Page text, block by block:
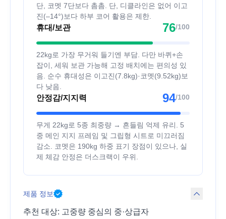
단, 코멧 7단보다 촘촘. 단, 디클라인은 없어 이고
진(–14°)보다 하부 코어 활용은 제한.
휴대/보관 76/100
22kg로 가장 무거워 들기엔 부담. 다만 바퀴+손
잡이, 세워 보관 가능해 고정 배치에는 편의성 있
음. 순수 휴대성은 이고진(7.8kg)·코멧(9.52kg)보
다 낮음.
안정감/지지력 94/100
무게 22kg로 5종 최중량 → 흔들림 억제 유리. 5
중 메인 지지 프레임 및 그립형 시트로 미끄러짐
감소. 코멧은 190kg 하중 표기 장점이 있으나, 실
제 체감 안정은 더스크랙이 우위.
제품 정보
추천 대상: 고중량 중심의 중·상급자